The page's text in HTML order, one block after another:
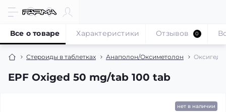
Стероиды в таблетках Анаполон/Оксиметолон Оксигед -
EPF Oxiged 50 mg/tab 100 tab
Все о товаре Характеристики Отзывов 0
нет в наличии